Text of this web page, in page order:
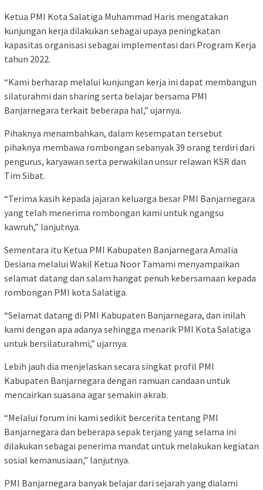
Ketua PMI Kota Salatiga Muhammad Haris mengatakan
kunjungan kerja dilakukan sebagai upaya peningkatan
kapasitas organisasi sebagai implementasi dari Program Kerja
tahun 2022.
“Kami berharap melalui kunjungan kerja ini dapat membangun
silaturahmi dan sharing serta belajar bersama PMI
Banjarnegara terkait beberapa hal,” ujarnya.
Pihaknya menambahkan, dalam kesempatan tersebut
pihaknya membawa rombongan sebanyak 39 orang terdiri dari
pengurus, karyawan serta perwakilan unsur relawan KSR dan
Tim Sibat.
“Terima kasih kepada jajaran keluarga besar PMI Banjarnegara
yang telah menerima rombongan kami untuk ngangsu
kawruh,” lanjutnya.
Sementara itu Ketua PMI Kabupaten Banjarnegara Amalia
Desiana melalui Wakil Ketua Noor Tamami menyampaikan
selamat datang dan salam hangat penuh kebersamaan kepada
rombongan PMI kota Salatiga.
“Selamat datang di PMI Kabupaten Banjarnegara, dan inilah
kami dengan apa adanya sehingga menarik PMI Kota Salatiga
untuk bersilaturahmi,” ujarnya.
Lebih jauh dia menjelaskan secara singkat profil PMI
Kabupaten Banjarnegara dengan ramuan candaan untuk
mencairkan suasana agar semakin akrab.
“Melalui forum ini kami sedikit bercerita tentang PMI
Banjarnegara dan beberapa sepak terjang yang selama ini
dilakukan sebagai penerima mandat untuk melakukan kegiatan
sosial kemanusiaan,” lanjutnya.
PMI Banjarnegara banyak belajar dari sejarah yang dialami